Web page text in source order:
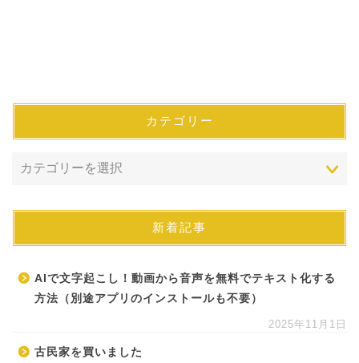
カテゴリー
新着記事
AIで文字起こし！動画から音声を無料でテキスト化する
方法（別途アプリのインストールも不要）
2025年11月1日
古民家を買いました